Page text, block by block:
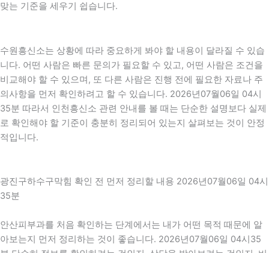
맞는 기준을 세우기 쉽습니다.
수원흥신소는 상황에 따라 중요하게 봐야 할 내용이 달라질 수 있습
니다. 어떤 사람은 빠른 문의가 필요할 수 있고, 어떤 사람은 조건을
비교해야 할 수 있으며, 또 다른 사람은 진행 전에 필요한 자료나 주
의사항을 먼저 확인하려고 할 수 있습니다. 2026년07월06일 04시
35분 따라서 인천흥신소 관련 안내를 볼 때는 단순한 설명보다 실제
로 확인해야 할 기준이 충분히 정리되어 있는지 살펴보는 것이 안정
적입니다.
광진구하수구막힘 확인 전 먼저 정리할 내용 2026년07월06일 04시
35분
안산피부과를 처음 확인하는 단계에서는 내가 어떤 목적 때문에 알
아보는지 먼저 정리하는 것이 좋습니다. 2026년07월06일 04시35